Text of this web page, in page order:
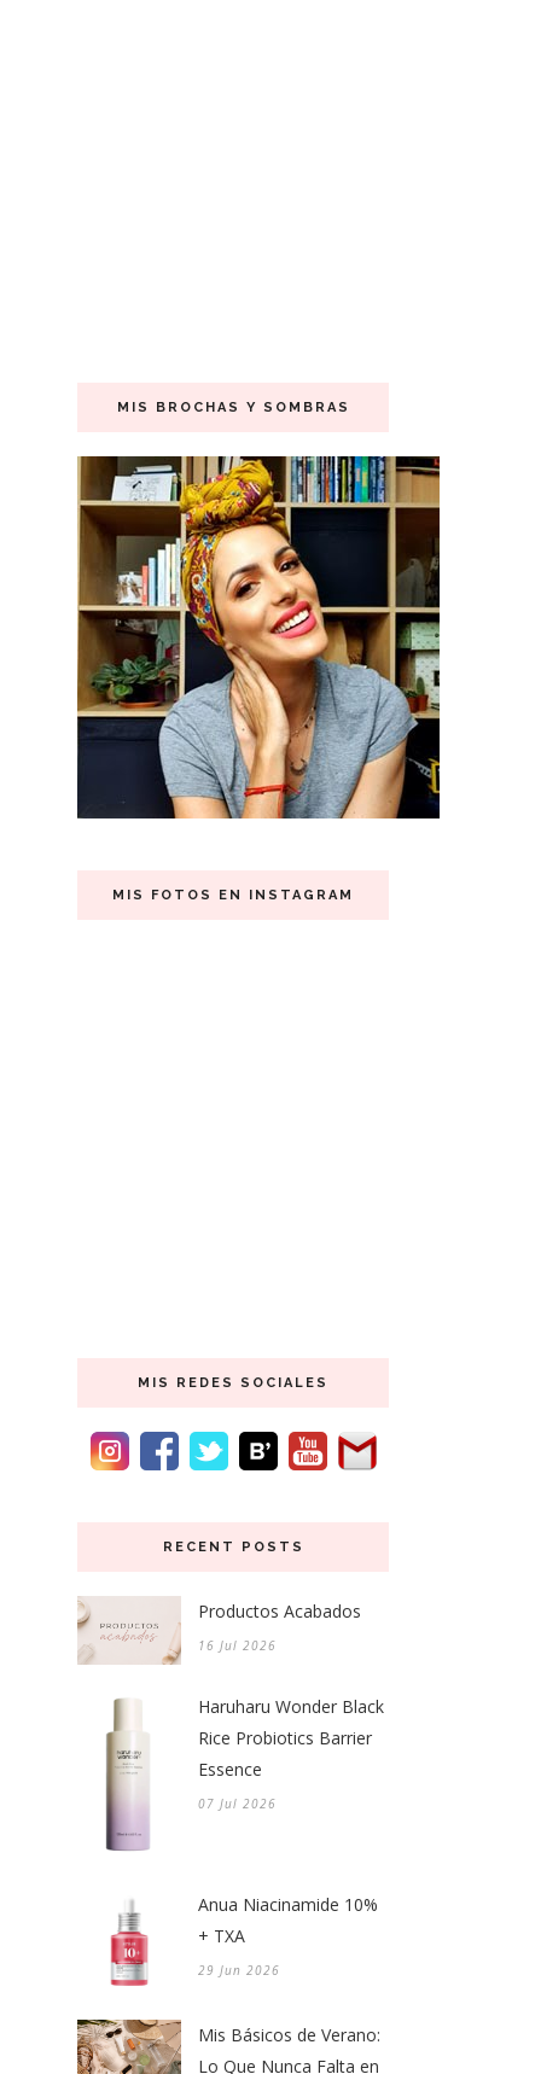
MIS BROCHAS Y SOMBRAS
MIS FOTOS EN INSTAGRAM
MIS REDES SOCIALES
RECENT POSTS
Productos Acabados
16 Jul 2026
Haruharu Wonder Black
Rice Probiotics Barrier
Essence
07 Jul 2026
Anua Niacinamide 10%
+ TXA
29 Jun 2026
Mis Básicos de Verano:
Lo Que Nunca Falta en